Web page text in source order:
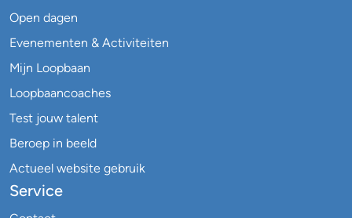
Open dagen
Evenementen & Activiteiten
Mijn Loopbaan
Loopbaancoaches
Test jouw talent
Beroep in beeld
Actueel website gebruik
Service